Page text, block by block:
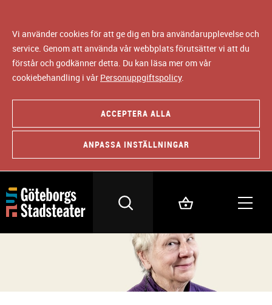
Vi använder cookies för att ge dig en bra användarupplevelse och
service. Genom att använda vår webbplats förutsätter vi att du
förstår och godkänner detta. Du kan läsa mer om vår
cookiebehandling i vår Personuppgiftspolicy.
ACCEPTERA ALLA
ANPASSA INSTÄLLNINGAR